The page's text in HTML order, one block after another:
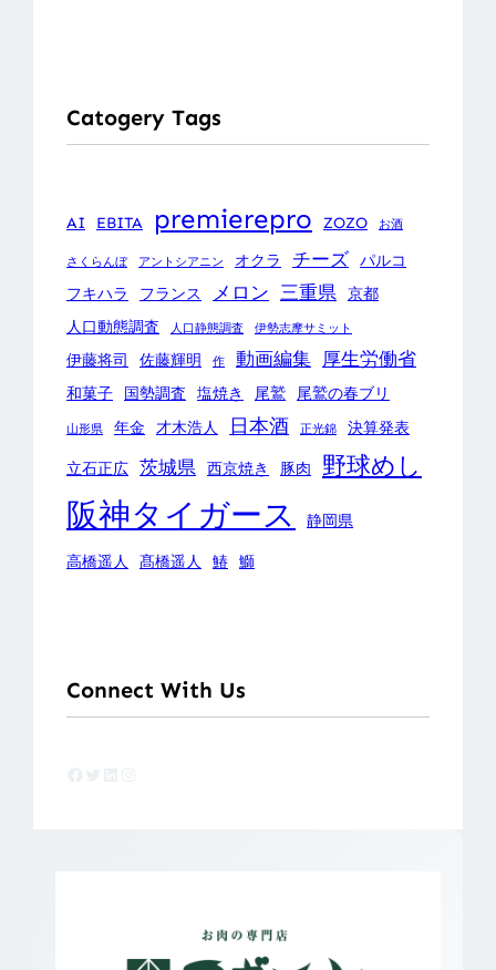
Catogery Tags
AI EBITA premierepro ZOZO お酒
さくらんぼ アントシアニン オクラ チーズ パルコ
フキハラ
フランス メロン 三重県 京都
人口動態調査
人口静態調査 伊勢志摩サミット
伊藤将司 佐藤輝明 作 動画編集 厚生労働省
和菓子 国勢調査 塩焼き 尾鷲 尾鷲の春ブリ
山形県 年金 才木浩人 日本酒 正光錦 決算発表
立石正広 茨城県 西京焼き 豚肉 野球めし
阪神タイガース 静岡県
高橋遥人 髙橋遥人 鰆 鰤
Connect With Us